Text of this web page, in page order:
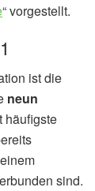
“ vorgestellt.
ist die
neun
häufigste
sind.